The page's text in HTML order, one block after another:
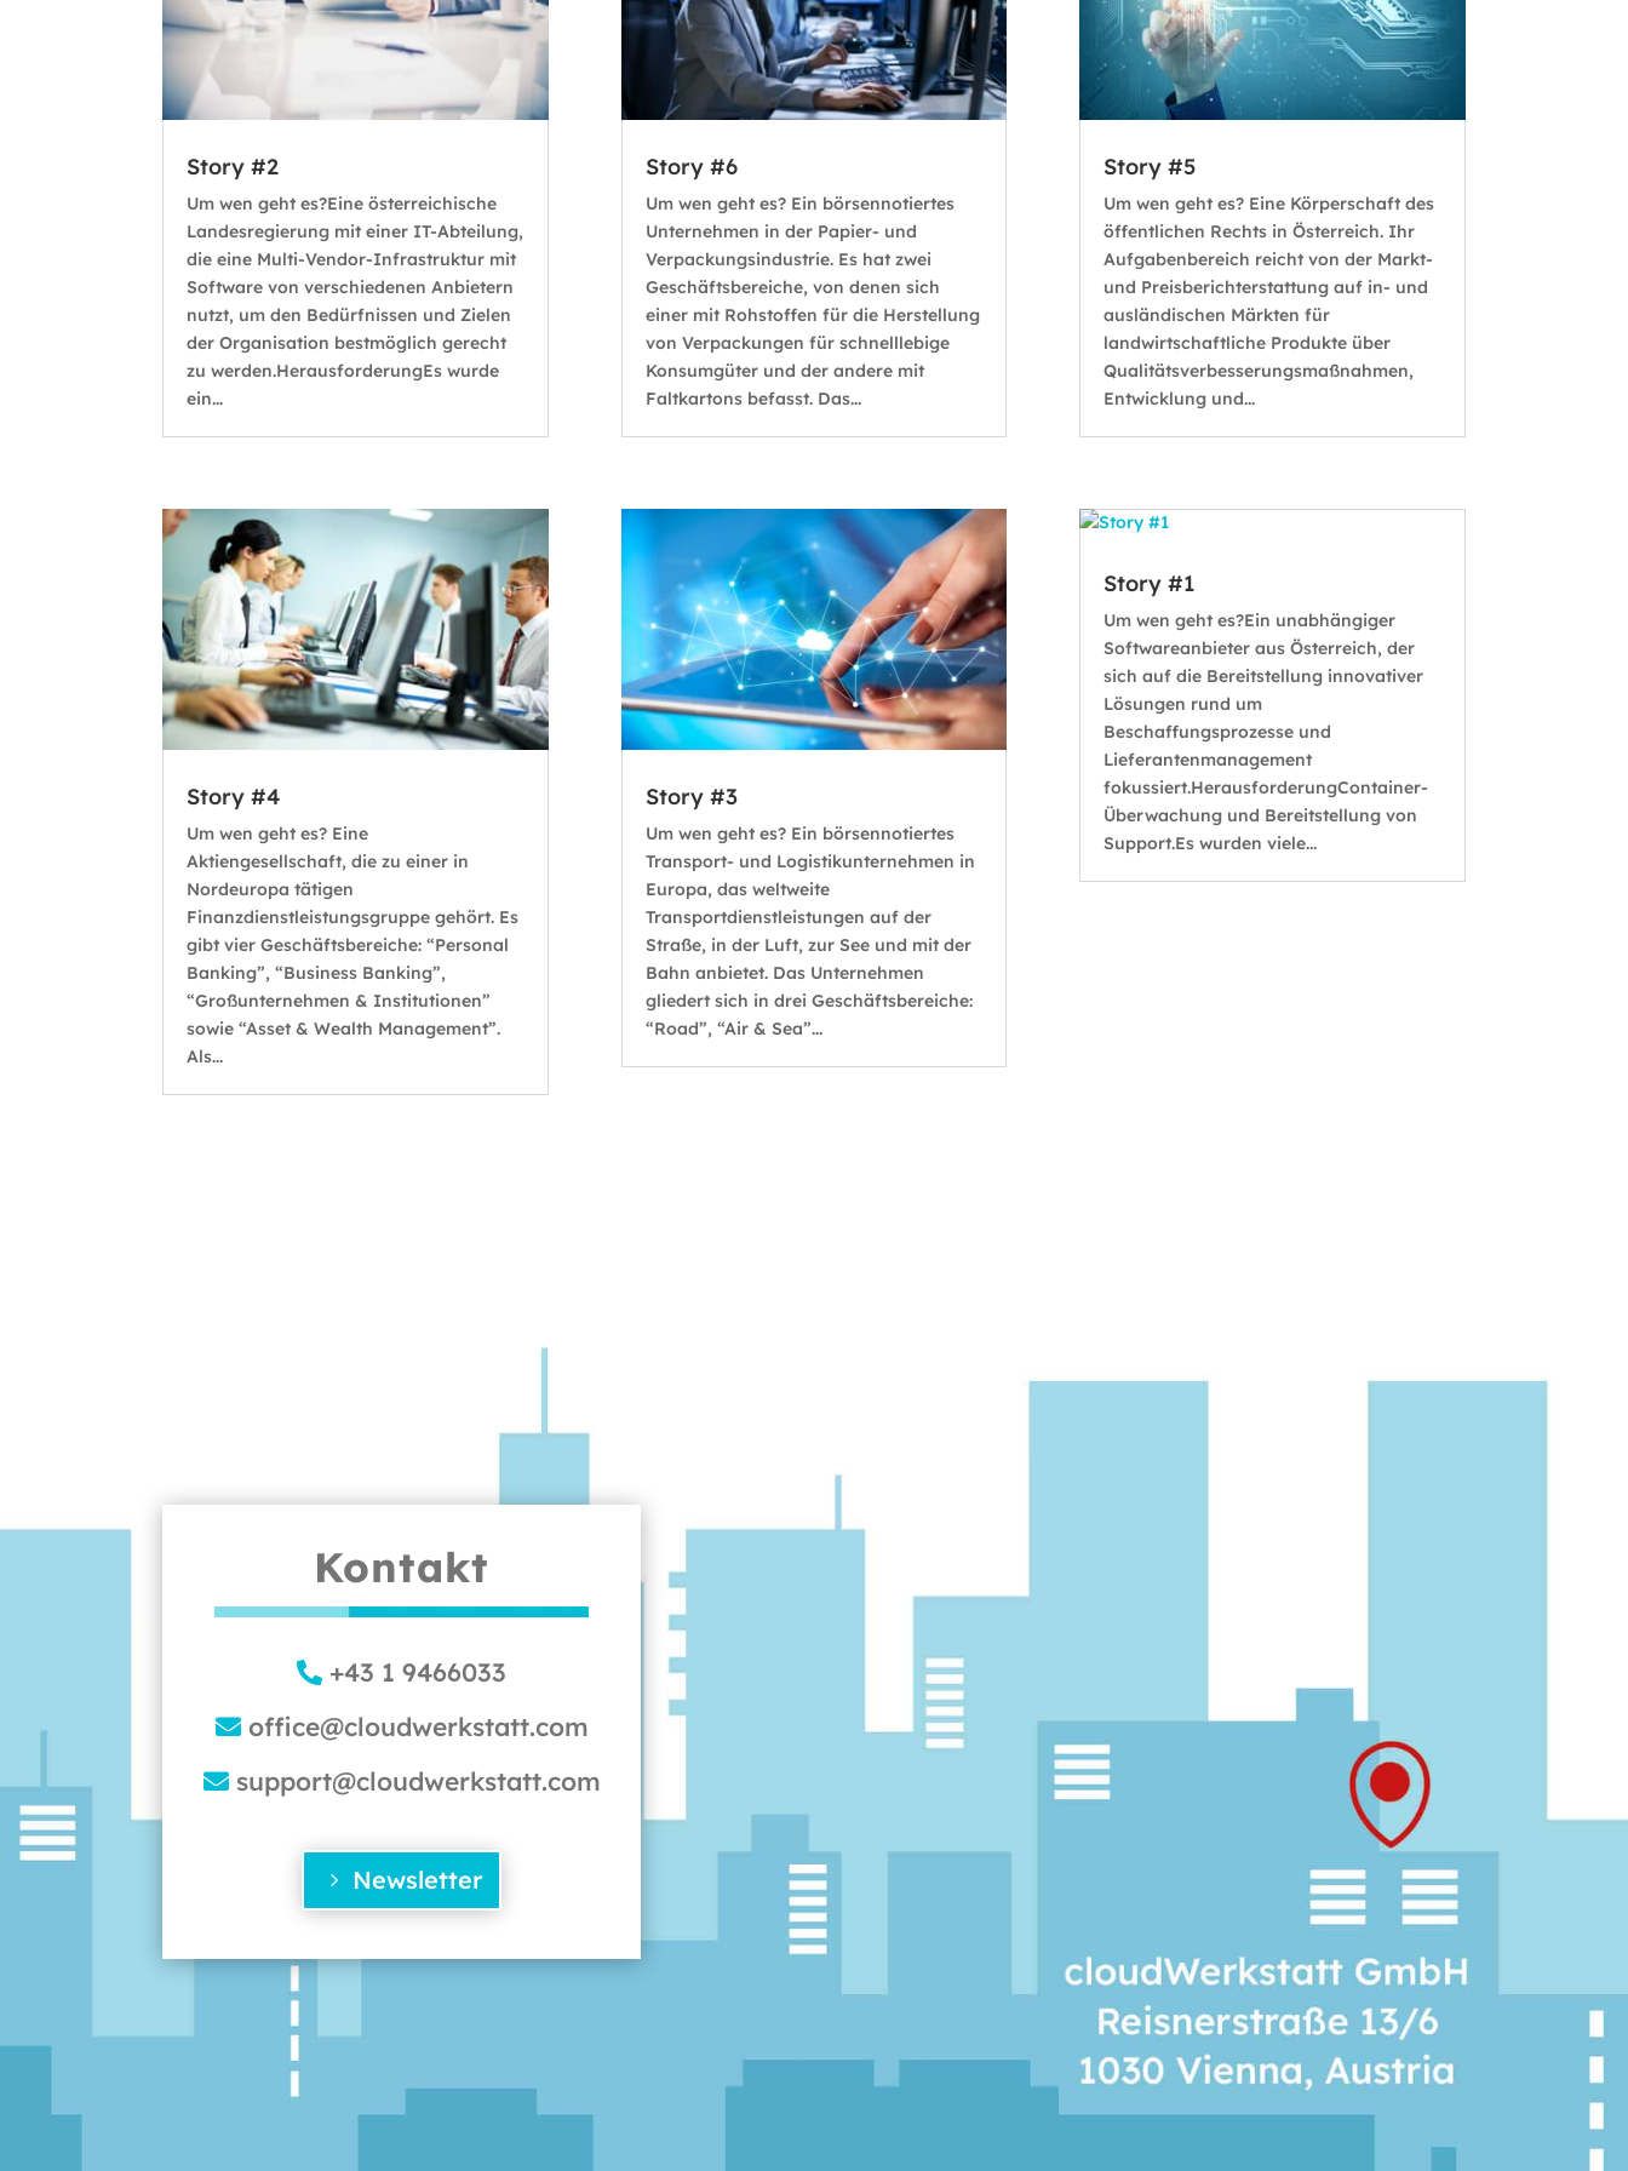
Story #2
Um wen geht es?Eine österreichische
Landesregierung mit einer IT-Abteilung,
die eine Multi-Vendor-Infrastruktur mit
Software von verschiedenen Anbietern
nutzt, um den Bedürfnissen und Zielen
der Organisation bestmöglich gerecht
zu werden.HerausforderungEs wurde
ein...
Story #4
Um wen geht es? Eine
Aktiengesellschaft, die zu einer in
Nordeuropa tätigen
Finanzdienstleistungsgruppe gehört. Es
gibt vier Geschäftsbereiche: “Personal
Banking”, “Business Banking”,
“Großunternehmen & Institutionen”
sowie “Asset & Wealth Management”.
Als...
Story #6
Um wen geht es? Ein börsennotiertes
Unternehmen in der Papier- und
Verpackungsindustrie. Es hat zwei
Geschäftsbereiche, von denen sich
einer mit Rohstoffen für die Herstellung
von Verpackungen für schnelllebige
Konsumgüter und der andere mit
Faltkartons befasst. Das...
Story #3
Um wen geht es? Ein börsennotiertes
Transport- und Logistikunternehmen in
Europa, das weltweite
Transportdienstleistungen auf der
Straße, in der Luft, zur See und mit der
Bahn anbietet. Das Unternehmen
gliedert sich in drei Geschäftsbereiche:
“Road”, “Air & Sea”...
Story #5
Um wen geht es? Eine Körperschaft des
öffentlichen Rechts in Österreich. Ihr
Aufgabenbereich reicht von der Markt-
und Preisberichterstattung auf in- und
ausländischen Märkten für
landwirtschaftliche Produkte über
Qualitätsverbesserungsmaßnahmen,
Entwicklung und...
Story #1
Um wen geht es?Ein unabhängiger
Softwareanbieter aus Österreich, der
sich auf die Bereitstellung innovativer
Lösungen rund um
Beschaffungsprozesse und
Lieferantenmanagement
fokussiert.HerausforderungContainer-
Überwachung und Bereitstellung von
Support.Es wurden viele...
Kontakt
+43 1 9466033
office@cloudwerkstatt.com
support@cloudwerkstatt.com
Newsletter